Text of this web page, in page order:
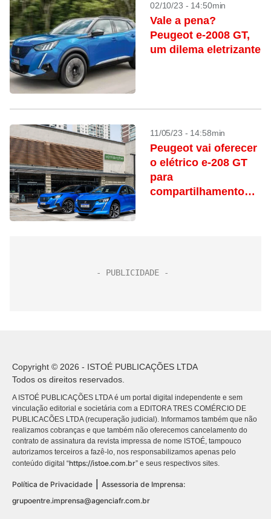
02/10/23 - 14:50min
Vale a pena?
Peugeot e-2008 GT,
um dilema eletrizante
11/05/23 - 14:58min
Peugeot vai oferecer
o elétrico e-208 GT
para
compartilhamento
Copyright © 2026 - ISTOÉ PUBLICAÇÕES LTDA
Todos os direitos reservados.
A ISTOÉ PUBLICAÇÕES LTDA é um portal digital independente e sem
vinculação editorial e societária com a EDITORA TRES COMÉRCIO DE
PUBLICACÕES LTDA (recuperação judicial). Informamos também que não
realizamos cobranças e que também não oferecemos cancelamento do
contrato de assinatura da revista impressa de nome ISTOÉ, tampouco
autorizamos terceiros a fazê-lo, nos responsabilizamos apenas pelo
conteúdo digital “https://istoe.com.br” e seus respectivos sites.
Política de Privacidade
Assessoria de Imprensa:
grupoentre.imprensa@agenciafr.com.br